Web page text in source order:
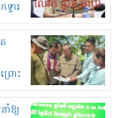
វារ
ឈ្មួញ
និង
?
រោះ
ត!
ឱ្យ